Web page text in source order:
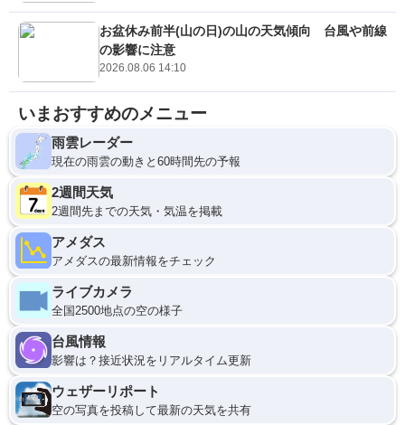
お盆休み前半(山の日)の山の天気傾向 台風や前線
の影響に注意
2026.08.06 14:10
いまおすすめのメニュー
雨雲レーダー
現在の雨雲の動きと60時間先の予報
2週間天気
2週間先までの天気・気温を掲載
アメダス
アメダスの最新情報をチェック
ライブカメラ
全国2500地点の空の様子
台風情報
影響は？接近状況をリアルタイム更新
ウェザーリポート
空の写真を投稿して最新の天気を共有